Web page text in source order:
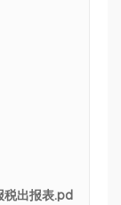
税出报表.pd